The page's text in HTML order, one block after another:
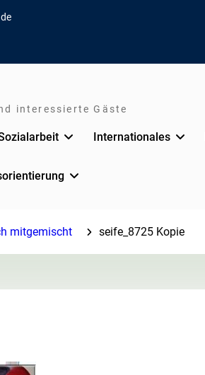
interessierte Gäste
Internationales
mitgemischt seife_8725 Kopie